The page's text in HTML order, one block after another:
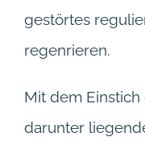
gestörtes
regenrieren.
Mit dem
darunter